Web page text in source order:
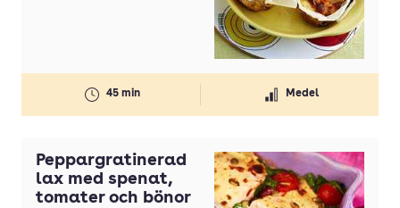
45 min Medel
Peppargratinerad
lax med spenat,
tomater och bönor